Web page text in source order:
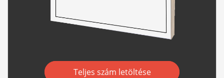
Teljes szám letöltése